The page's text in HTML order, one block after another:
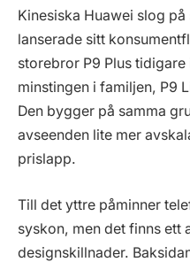
Kinesiska Huawei slog
lanserade sitt
storebror P9 Plus
minstingen i familjen, P9
Den bygger på samma
avseenden lite mer
prislapp.
Till det yttre påminner
syskon, men det finns ett
designskillnader.